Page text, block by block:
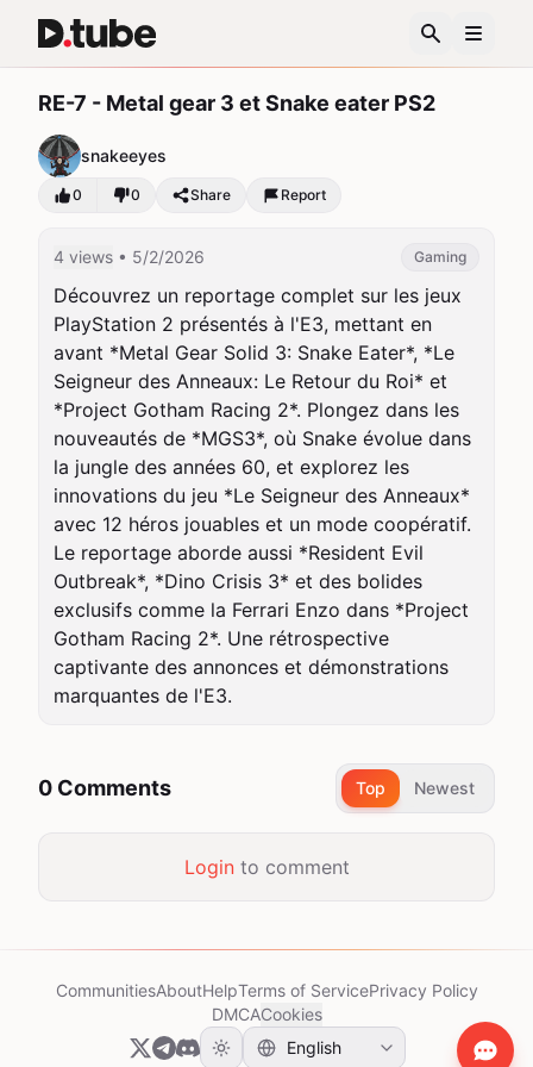
RE-7 - Metal gear 3 et Snake eater PS2
snakeeyes
0 0 Share Report
4 views • 5/2/2026 Gaming
Découvrez un reportage complet sur les jeux
PlayStation 2 présentés à l'E3, mettant en
avant *Metal Gear Solid 3: Snake Eater*, *Le
Seigneur des Anneaux: Le Retour du Roi* et
*Project Gotham Racing 2*. Plongez dans les
nouveautés de *MGS3*, où Snake évolue dans
la jungle des années 60, et explorez les
innovations du jeu *Le Seigneur des Anneaux*
avec 12 héros jouables et un mode coopératif.
Le reportage aborde aussi *Resident Evil
Outbreak*, *Dino Crisis 3* et des bolides
exclusifs comme la Ferrari Enzo dans *Project
Gotham Racing 2*. Une rétrospective
captivante des annonces et démonstrations
marquantes de l'E3.
0 Comments Top Newest
Loginto comment
CommunitiesAboutHelpTerms of ServicePrivacy Policy
DMCACookies